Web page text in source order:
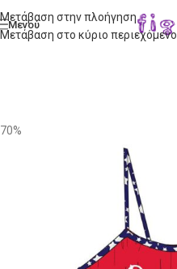
Μετάβαση στην πλοήγηση
Μετάβαση στο κύριο περιεχόμενο
Μενού
70%